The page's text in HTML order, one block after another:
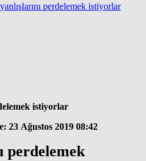
perdelemek istiyorlar
istiyorlar
23 Ağustos 2019 08:42
perdelemek